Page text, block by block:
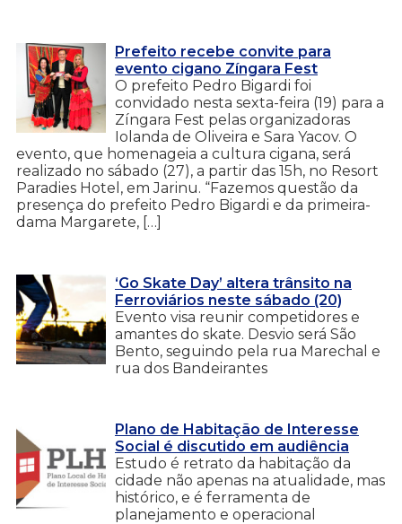
Prefeito recebe convite para
evento cigano Zíngara Fest
O prefeito Pedro Bigardi foi
convidado nesta sexta-feira (19) para a
Zíngara Fest pelas organizadoras
Iolanda de Oliveira e Sara Yacov. O
evento, que homenageia a cultura cigana, será
realizado no sábado (27), a partir das 15h, no Resort
Paradies Hotel, em Jarinu. “Fazemos questão da
presença do prefeito Pedro Bigardi e da primeira-
dama Margarete, […]
‘Go Skate Day’ altera trânsito na
Ferroviários neste sábado (20)
Evento visa reunir competidores e
amantes do skate. Desvio será São
Bento, seguindo pela rua Marechal e
rua dos Bandeirantes
Plano de Habitação de Interesse
Social é discutido em audiência
Estudo é retrato da habitação da
cidade não apenas na atualidade, mas
histórico, e é ferramenta de
planejamento e operacional